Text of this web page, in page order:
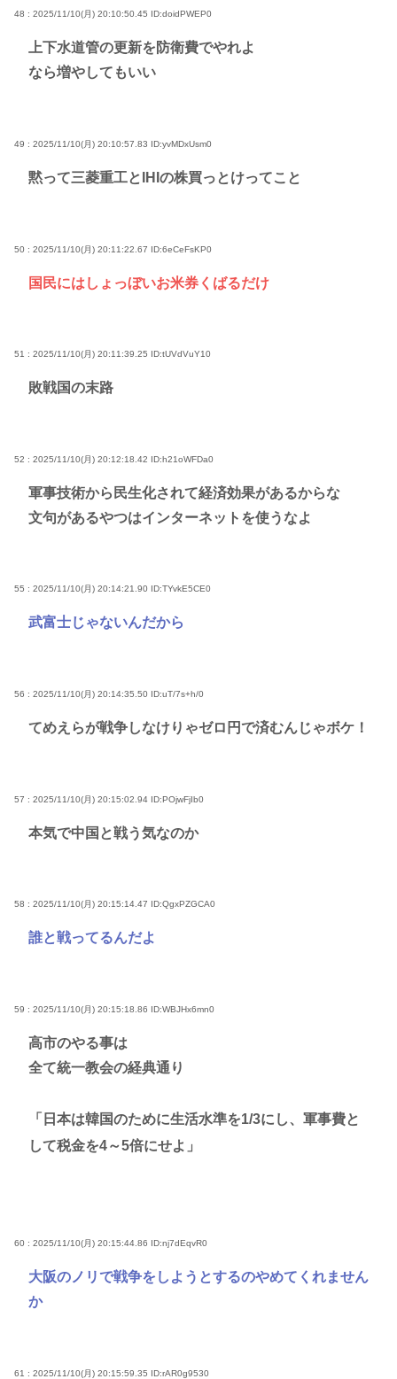
48 : 2025/11/10(月) 20:10:50.45 ID:doidPWEP0
上下水道管の更新を防衛費でやれよ
なら増やしてもいい
49 : 2025/11/10(月) 20:10:57.83 ID:yvMDxUsm0
黙って三菱重工とIHIの株買っとけってこと
50 : 2025/11/10(月) 20:11:22.67 ID:6eCeFsKP0
国民にはしょっぼいお米券くばるだけ
51 : 2025/11/10(月) 20:11:39.25 ID:tUVdVuY10
敗戦国の末路
52 : 2025/11/10(月) 20:12:18.42 ID:h21oWFDa0
軍事技術から民生化されて経済効果があるからな
文句があるやつはインターネットを使うなよ
55 : 2025/11/10(月) 20:14:21.90 ID:TYvkE5CE0
武富士じゃないんだから
56 : 2025/11/10(月) 20:14:35.50 ID:uT/7s+h/0
てめえらが戦争しなけりゃゼロ円で済むんじゃボケ！
57 : 2025/11/10(月) 20:15:02.94 ID:POjwFjIb0
本気で中国と戦う気なのか
58 : 2025/11/10(月) 20:15:14.47 ID:QgxPZGCA0
誰と戦ってるんだよ
59 : 2025/11/10(月) 20:15:18.86 ID:WBJHx6mn0
高市のやる事は
全て統一教会の経典通り
「日本は韓国のために生活水準を1/3にし、軍事費と
して税金を4～5倍にせよ」
60 : 2025/11/10(月) 20:15:44.86 ID:nj7dEqvR0
大阪のノリで戦争をしようとするのやめてくれません
か
61 : 2025/11/10(月) 20:15:59.35 ID:rAR0g9530